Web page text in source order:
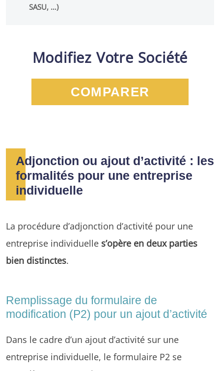
SASU, …)
Modifiez Votre Société
COMPARER
Adjonction ou ajout d’activité : les
formalités pour une entreprise
individuelle
La procédure d’adjonction d’activité pour une
entreprise individuelle s’opère en deux parties
bien distinctes.
Remplissage du formulaire de
modification (P2) pour un ajout d’activité
Dans le cadre d’un ajout d’activité sur une
entreprise individuelle, le formulaire P2 se